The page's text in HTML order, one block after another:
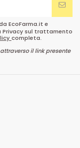
EcoFarma.it e
Privacy sul trattamento
completa.
il link presente